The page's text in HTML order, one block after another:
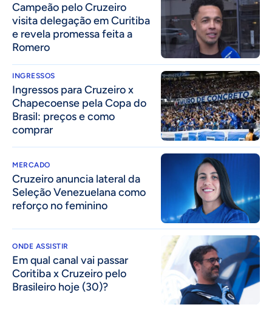
Campeão pelo Cruzeiro
visita delegação em Curitiba
e revela promessa feita a
Romero
INGRESSOS
Ingressos para Cruzeiro x
Chapecoense pela Copa do
Brasil: preços e como
comprar
MERCADO
Cruzeiro anuncia lateral da
Seleção Venezuelana como
reforço no feminino
ONDE ASSISTIR
Em qual canal vai passar
Coritiba x Cruzeiro pelo
Brasileiro hoje (30)?